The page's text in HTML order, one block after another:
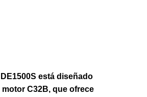
está diseñado
C32B, que ofrece